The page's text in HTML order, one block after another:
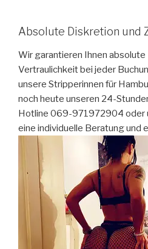
Absolute Diskretion und
Wir garantieren Ihnen absolute
Vertraulichkeit bei jeder
unsere Stripperinnen für
noch heute unseren 24-
Hotline 069-971972904 oder
eine individuelle Beratung und